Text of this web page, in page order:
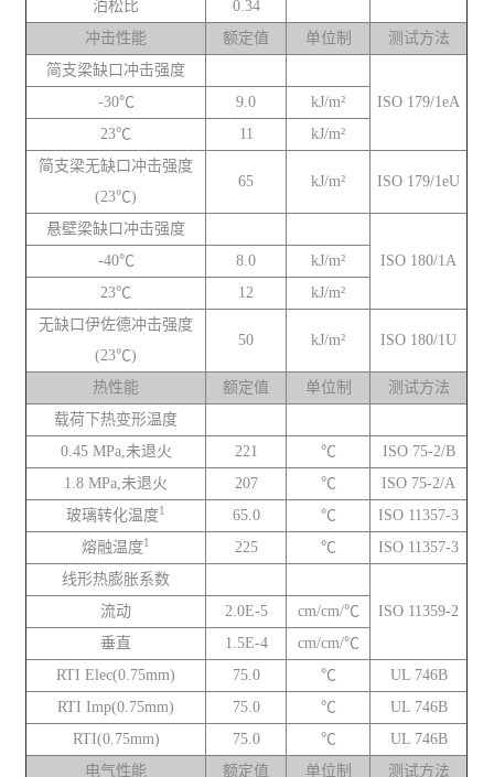
泊松比
0.34
冲击性能
额定值 单位制
测试方法
简支梁缺口冲击强度
ISO 179/1eA
-30℃ 9.0
kJ/m²
23℃
11
kJ/m²
简支梁无缺口冲击强度
(23℃)
65 kJ/m² ISO 179/1eU
悬壁梁缺口冲击强度
ISO 180/1A
-40℃ 8.0
kJ/m²
23℃
12
kJ/m²
无缺口伊佐德冲击强度
(23℃)
50 kJ/m² ISO 180/1U
热性能 额定值 单位制
测试方法
载荷下热变形温度
0.45 MPa,未退火
221 ℃
ISO 75-2/B
1.8 MPa,未退火
207 ℃
ISO 75-2/A
玻璃转化温度1 65.0 ℃
ISO 11357-3
熔融温度1 225 ℃
ISO 11357-3
线形热膨胀系数
ISO 11359-2
流动 2.0E-5
cm/cm/℃
垂直
1.5E-4
cm/cm/℃
RTI Elec(0.75mm)
75.0 ℃
UL 746B
RTI Imp(0.75mm)
75.0 ℃
UL 746B
RTI(0.75mm)
75.0 ℃
UL 746B
电气性能
额定值 单位制
测试方法